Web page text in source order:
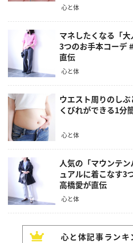
心と体
マネしたくなる「大
3つのお手本コーデ
直伝
心と体
ウエスト周りのし
くびれができる1分
心と体
人気の「マウンテ
ュアルに着こなす3
高橋愛が直伝
心と体
心と体記事ランキ